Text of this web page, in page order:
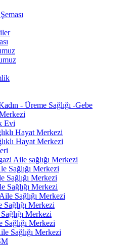
- Üreme Sağlığı -Gebe
Evi
Hayat Merkezi
Hayat Merkezi
Aile sağlığı Merkezi
Sağlığı Merkezi
Sağlığı Merkezi
Sağlığı Merkezi
Sağlığı Merkezi
Merkezi
Merkezi
Sağlığı Merkezi
Sağlığı Merkezi